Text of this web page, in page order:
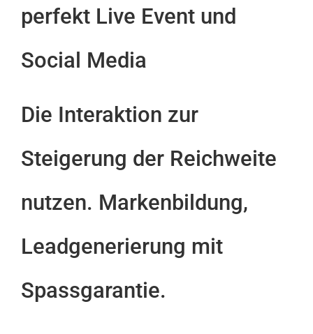
perfekt Live Event und
Social Media
Die Interaktion zur
Steigerung der Reichweite
nutzen. Markenbildung,
Leadgenerierung mit
Spassgarantie.